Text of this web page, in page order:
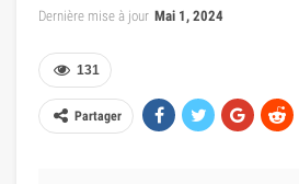
Dernière mise à jour Mai 1, 2024
131
Partager